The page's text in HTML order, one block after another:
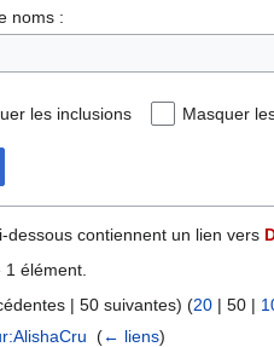
noms :
les inclusions Masquer
dessous contiennent un lien vers
élément.
| 50 suivantes) (20 | 50 |
‎(← liens)